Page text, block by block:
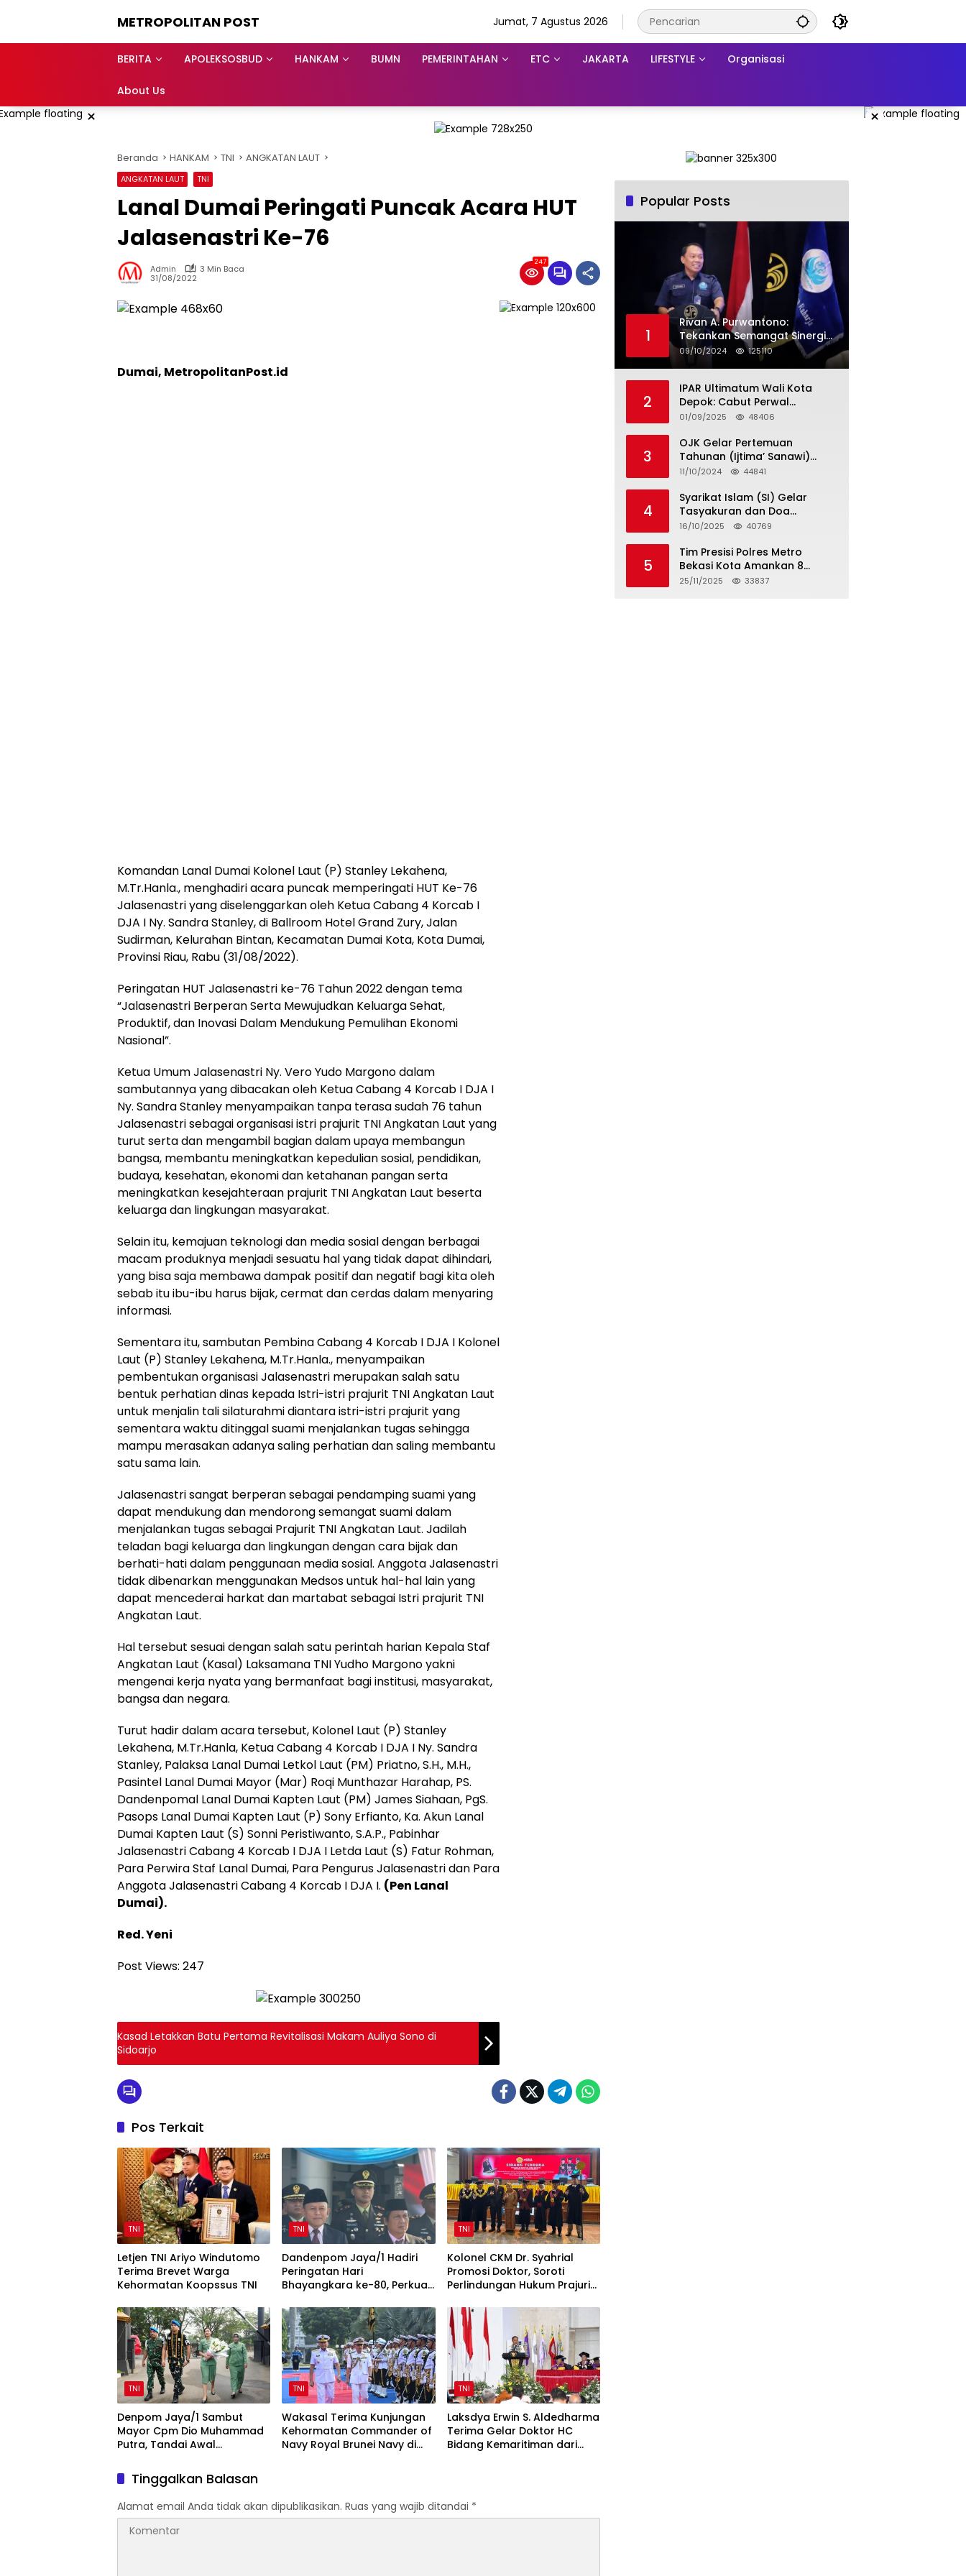
METROPOLITAN POST Jumat, 7 Agustus 2026
BERITA APOLEKSOSBUD HANKAM BUMN PEMERINTAHAN ETC JAKARTA LIFESTYLE Organisasi
About Us
× ×
Beranda HANKAM TNI ANGKATAN LAUT
ANGKATAN LAUT TNI
Lanal Dumai Peringati Puncak Acara HUT
Jalasenastri Ke-76
Admin
3 Min Baca
31/08/2022
247
Dumai, MetropolitanPost.id
Komandan Lanal Dumai Kolonel Laut (P) Stanley Lekahena,
M.Tr.Hanla., menghadiri acara puncak memperingati HUT Ke-76
Jalasenastri yang diselenggarkan oleh Ketua Cabang 4 Korcab I
DJA I Ny. Sandra Stanley, di Ballroom Hotel Grand Zury, Jalan
Sudirman, Kelurahan Bintan, Kecamatan Dumai Kota, Kota Dumai,
Provinsi Riau, Rabu (31/08/2022).
Peringatan HUT Jalasenastri ke-76 Tahun 2022 dengan tema
“Jalasenastri Berperan Serta Mewujudkan Keluarga Sehat,
Produktif, dan Inovasi Dalam Mendukung Pemulihan Ekonomi
Nasional”.
Ketua Umum Jalasenastri Ny. Vero Yudo Margono dalam
sambutannya yang dibacakan oleh Ketua Cabang 4 Korcab I DJA I
Ny. Sandra Stanley menyampaikan tanpa terasa sudah 76 tahun
Jalasenastri sebagai organisasi istri prajurit TNI Angkatan Laut yang
turut serta dan mengambil bagian dalam upaya membangun
bangsa, membantu meningkatkan kepedulian sosial, pendidikan,
budaya, kesehatan, ekonomi dan ketahanan pangan serta
meningkatkan kesejahteraan prajurit TNI Angkatan Laut beserta
keluarga dan lingkungan masyarakat.
Selain itu, kemajuan teknologi dan media sosial dengan berbagai
macam produknya menjadi sesuatu hal yang tidak dapat dihindari,
yang bisa saja membawa dampak positif dan negatif bagi kita oleh
sebab itu ibu-ibu harus bijak, cermat dan cerdas dalam menyaring
informasi.
Sementara itu, sambutan Pembina Cabang 4 Korcab I DJA I Kolonel
Laut (P) Stanley Lekahena, M.Tr.Hanla., menyampaikan
pembentukan organisasi Jalasenastri merupakan salah satu
bentuk perhatian dinas kepada Istri-istri prajurit TNI Angkatan Laut
untuk menjalin tali silaturahmi diantara istri-istri prajurit yang
sementara waktu ditinggal suami menjalankan tugas sehingga
mampu merasakan adanya saling perhatian dan saling membantu
satu sama lain.
Jalasenastri sangat berperan sebagai pendamping suami yang
dapat mendukung dan mendorong semangat suami dalam
menjalankan tugas sebagai Prajurit TNI Angkatan Laut. Jadilah
teladan bagi keluarga dan lingkungan dengan cara bijak dan
berhati-hati dalam penggunaan media sosial. Anggota Jalasenastri
tidak dibenarkan menggunakan Medsos untuk hal-hal lain yang
dapat mencederai harkat dan martabat sebagai Istri prajurit TNI
Angkatan Laut.
Hal tersebut sesuai dengan salah satu perintah harian Kepala Staf
Angkatan Laut (Kasal) Laksamana TNI Yudho Margono yakni
mengenai kerja nyata yang bermanfaat bagi institusi, masyarakat,
bangsa dan negara.
Turut hadir dalam acara tersebut, Kolonel Laut (P) Stanley
Lekahena, M.Tr.Hanla, Ketua Cabang 4 Korcab I DJA I Ny. Sandra
Stanley, Palaksa Lanal Dumai Letkol Laut (PM) Priatno, S.H., M.H.,
Pasintel Lanal Dumai Mayor (Mar) Roqi Munthazar Harahap, PS.
Dandenpomal Lanal Dumai Kapten Laut (PM) James Siahaan, PgS.
Pasops Lanal Dumai Kapten Laut (P) Sony Erfianto, Ka. Akun Lanal
Dumai Kapten Laut (S) Sonni Peristiwanto, S.A.P., Pabinhar
Jalasenastri Cabang 4 Korcab I DJA I Letda Laut (S) Fatur Rohman,
Para Perwira Staf Lanal Dumai, Para Pengurus Jalasenastri dan Para
Anggota Jalasenastri Cabang 4 Korcab I DJA I. (Pen Lanal
Dumai).
Red. Yeni
Post Views: 247
Kasad Letakkan Batu Pertama Revitalisasi Makam Auliya Sono di
Sidoarjo
Pos Terkait
TNI
Letjen TNI Ariyo Windutomo
Terima Brevet Warga
Kehormatan Koopssus TNI
TNI
Dandenpom Jaya/1 Hadiri
Peringatan Hari
Bhayangkara ke-80, Perkuat
TNI
Kolonel CKM Dr. Syahrial
Promosi Doktor, Soroti
Perlindungan Hukum Prajurit
TNI
Denpom Jaya/1 Sambut
Mayor Cpm Dio Muhammad
Putra, Tandai Awal
TNI
Wakasal Terima Kunjungan
Kehormatan Commander of
Navy Royal Brunei Navy di
TNI
Laksdya Erwin S. Aldedharma
Terima Gelar Doktor HC
Bidang Kemaritiman dari
Tinggalkan Balasan
Alamat email Anda tidak akan dipublikasikan. Ruas yang wajib ditandai *
Popular Posts
1
Rivan A. Purwantono:
Tekankan Semangat Sinergi
dan Kolaborasi dalam
Rakernas Serikat Pekerja Jasa
09/10/2024 125110
2
IPAR Ultimatum Wali Kota
Depok: Cabut Perwal
Tunjangan DPRD Rp40 Juta
Aksi Rakyat
01/09/2025 48406
3
OJK Gelar Pertemuan
Tahunan (Ijtima’ Sanawi)
Dewan Pengawas Syariah
11/10/2024 44841
4
Syarikat Islam (SI) Gelar
Tasyakuran dan Doa
Bersama Organisasi
16/10/2025 40769
5
Tim Presisi Polres Metro
Bekasi Kota Amankan 8
Remaja Diduga Hendak
25/11/2025 33837